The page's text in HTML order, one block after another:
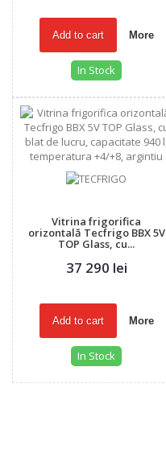
Add to cart More
In Stock
Vitrina frigorifica
orizontală Tecfrigo BBX 5V
TOP Glass, cu...
37 290 lei
Add to cart More
In Stock